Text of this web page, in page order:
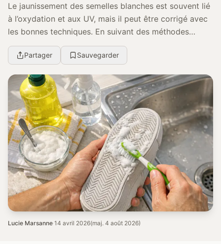
Le jaunissement des semelles blanches est souvent lié
à l’oxydation et aux UV, mais il peut être corrigé avec
les bonnes techniques. En suivant des méthodes
adaptées et respectueuses des matériaux, vo...
Partager Sauvegarder
Lucie Marsanne·14 avril 2026(maj. 4 août 2026)